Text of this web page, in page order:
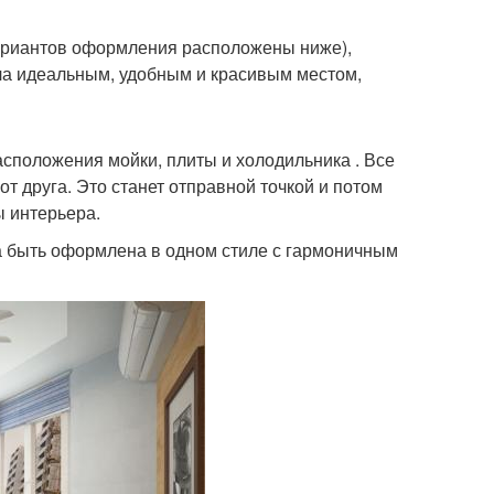
оформления расположены ниже),
идеальным, удобным и красивым местом,
мойки, плиты и холодильника . Все
друга. Это станет отправной точкой и потом
интерьера.
оформлена в одном стиле с гармоничным